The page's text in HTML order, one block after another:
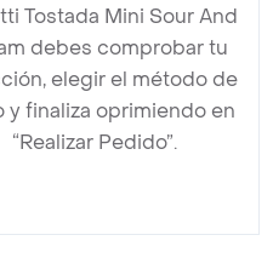
Tostada Mini Sour And
debes comprobar tu
elegir el método de
y finaliza oprimiendo en
“Realizar Pedido”.